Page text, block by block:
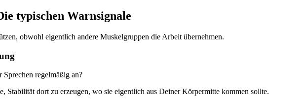
typischen Warnsignale
obwohl eigentlich andere Muskelgruppen die Arbeit übernehmen.
regelmäßig an?
Stabilität dort zu erzeugen, wo sie eigentlich aus Deiner Körpermitte kommen sollte.